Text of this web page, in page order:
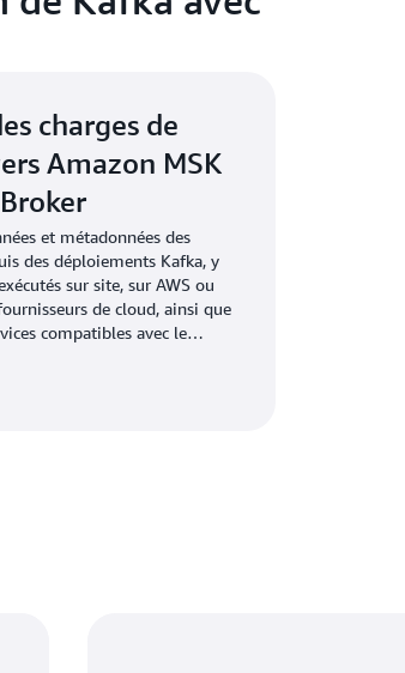
charges de
Amazon MSK
et métadonnées des
des déploiements Kafka, y
sur site, sur AWS ou
de cloud, ainsi que
compatibles avec le